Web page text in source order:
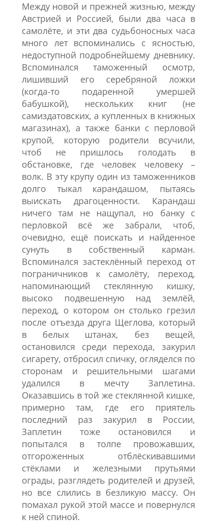
Между новой и прежней жизнью, между
Австрией и Россией, были два часа в
самолёте, и эти два судьбоносных часа
много лет вспоминались с ясностью,
недоступной подробнейшему дневнику.
Вспоминался таможенный осмотр,
лишивший его серебряной ложки
(когда-то подаренной умершей
бабушкой), нескольких книг (не
самиздатовских, а купленных в книжных
магазинах), а также банки с перловой
крупой, которую родители всучили,
чтоб не пришлось голодать в
обстановке, где человек человеку –
волк. В эту крупу один из таможенников
долго тыкал карандашом, пытаясь
выискать драгоценности. Карандаш
ничего там не нащупал, но банку с
перловкой всё же забрали, чтоб,
очевидно, ещё поискать и найденное
сунуть в собственный карман.
Вспоминался застеклённый переход от
пограничников к самолёту, переход,
напоминающий стеклянную кишку,
высоко подвешенную над землёй,
переход, о котором он столько грезил
после отъезда друга Щеглова, который
в белых штанах, без вещей,
остановился среди перехода, закурил
сигарету, отбросил спичку, огляделся по
сторонам и решительными шагами
удалился в мечту Заплетина.
Оказавшись в той же стеклянной кишке,
примерно там, где его приятель
последний раз закурил в России,
Заплетин тоже остановился и
попытался в толпе провожавших,
отгороженных отблёскивавшими
стёклами и железными прутьями
ограды, разглядеть родителей и друзей,
но все слились в безликую массу. Он
помахал рукой этой массе и повернулся
к ней спиной.